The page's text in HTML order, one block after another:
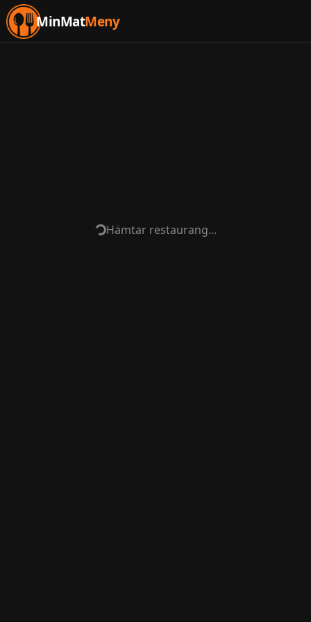
MinMatMeny
Hämtar restaurang...